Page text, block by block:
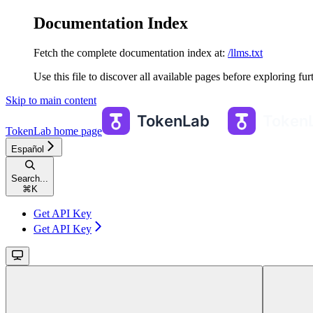
Documentation Index
Fetch the complete documentation index at: /llms.txt
Use this file to discover all available pages before exploring
Skip to main content
TokenLab home page
Español
Search...
⌘ K
Get API Key
Get API Key